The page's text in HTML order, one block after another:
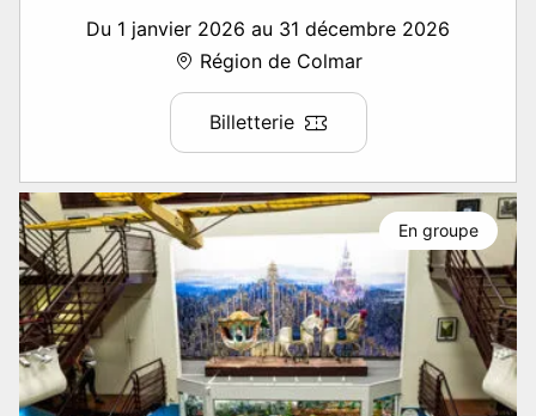
Du 1 janvier 2026 au 31 décembre 2026
Région de Colmar
Billetterie
En groupe